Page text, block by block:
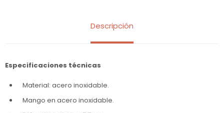
Descripción
Especificaciones técnicas
Material: acero inoxidable.
Mango en acero inoxidable.